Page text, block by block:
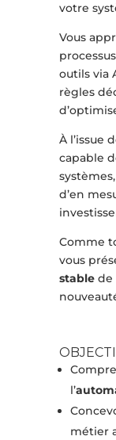
votre
Vous
outils via
règles
À l’issue
capable
d’en
Comme
vous
stablede
l’
métier